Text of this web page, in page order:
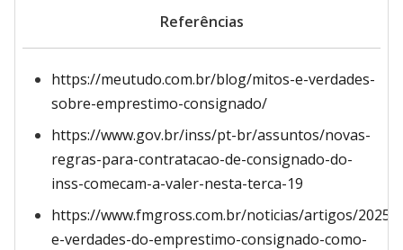
Referências
https://meutudo.com.br/blog/mitos-e-verdades-
sobre-emprestimo-consignado/
https://www.gov.br/inss/pt-br/assuntos/novas-
regras-para-contratacao-de-consignado-do-
inss-comecam-a-valer-nesta-terca-19
https://www.fmgross.com.br/noticias/artigos/2025/
e-verdades-do-emprestimo-consignado-como-